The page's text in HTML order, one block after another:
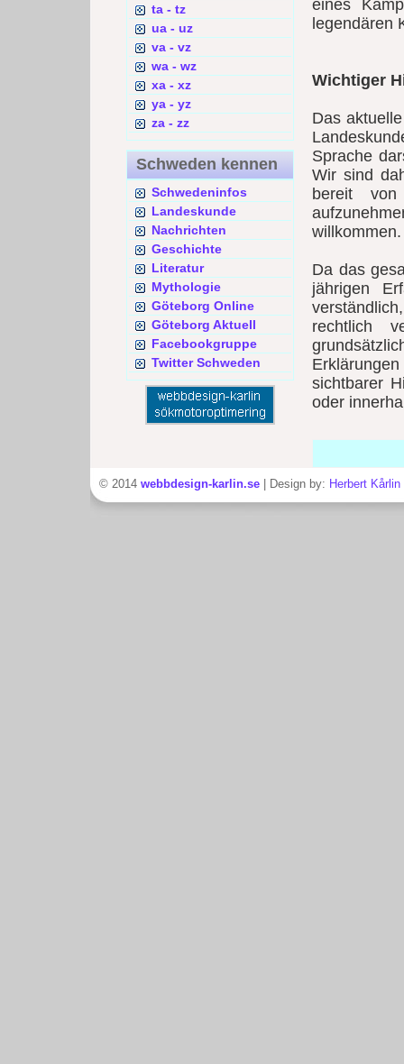
ta - tz
ua - uz
va - vz
wa - wz
xa - xz
ya - yz
za - zz
Schweden kennen
Schwedeninfos
Landeskunde
Nachrichten
Geschichte
Literatur
Mythologie
Göteborg Online
Göteborg Aktuell
Facebookgruppe
Twitter Schweden
eines
legendären
Wichtiger
Das
Sprache
Wir sind
bereit
willkommen.
Da das
jährigen
rechtlich
sichtbarer
oder
© 2014 webbdesign-karlin.se | Design by: Herbert Kårlin